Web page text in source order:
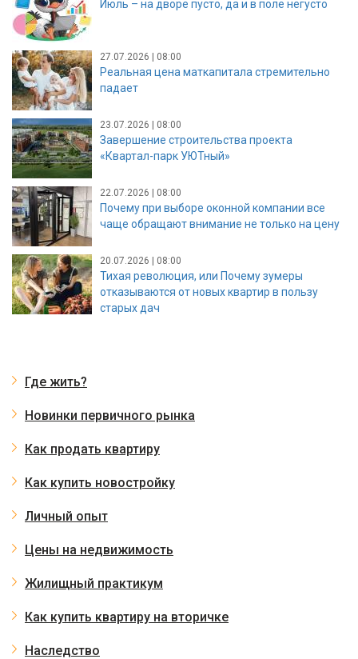
Июль – на дворе пусто, да и в поле негусто
27.07.2026 | 08:00
Реальная цена маткапитала стремительно
падает
23.07.2026 | 08:00
Завершение строительства проекта
«Квартал-парк УЮТный»
22.07.2026 | 08:00
Почему при выборе оконной компании все
чаще обращают внимание не только на цену
20.07.2026 | 08:00
Тихая революция, или Почему зумеры
отказываются от новых квартир в пользу
старых дач
Где жить?
Новинки первичного рынка
Как продать квартиру
Как купить новостройку
Личный опыт
Цены на недвижимость
Жилищный практикум
Как купить квартиру на вторичке
Наследство